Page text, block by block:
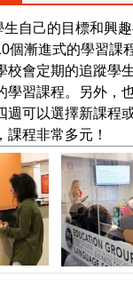
自己的目標和興趣
個漸進式的學習課
校會定期的追蹤學
學習課程。另外，
週可以選擇新課程
程非常多元！